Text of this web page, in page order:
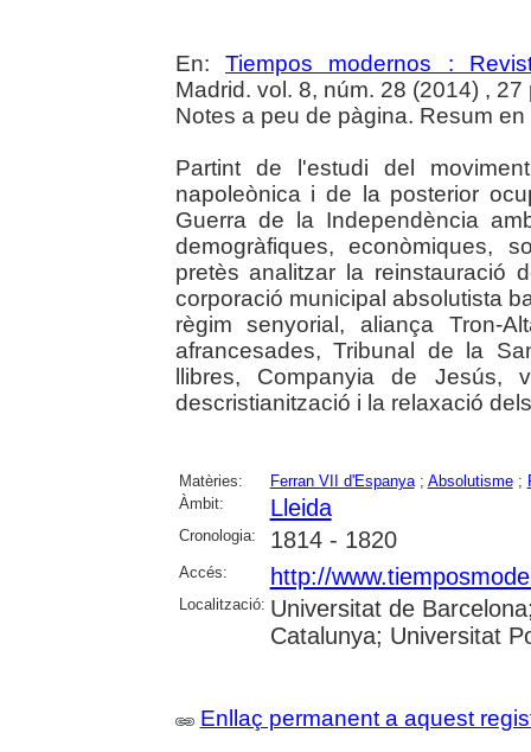
En: Tiempos modernos :
Madrid. vol. 8, núm. 28 (2014) , 27
Notes a peu de pàgina. Resum
Partint de l'estudi del
napoleònica i de la posterior
Guerra de la Independència
demogràfiques, econòmiques,
pretès analitzar la reinstauració
corporació municipal absolutista
règim senyorial, aliança Tron-
afrancesades, Tribunal de la
llibres, Companyia de
descristianització i la relaxació
Matèries: Ferran VII d'Espanya; Absolutisme;
Àmbit:
Lleida
Cronologia: 1814 - 1820
Accés: http://
Localització: Universitat de
Catalunya; Universitat
Enllaç permanent a aquest